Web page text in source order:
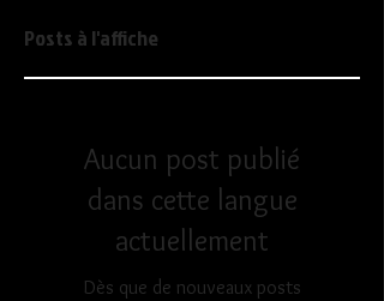
Posts à l'affiche
Aucun post publié
dans cette langue
actuellement
Dès que de nouveaux posts